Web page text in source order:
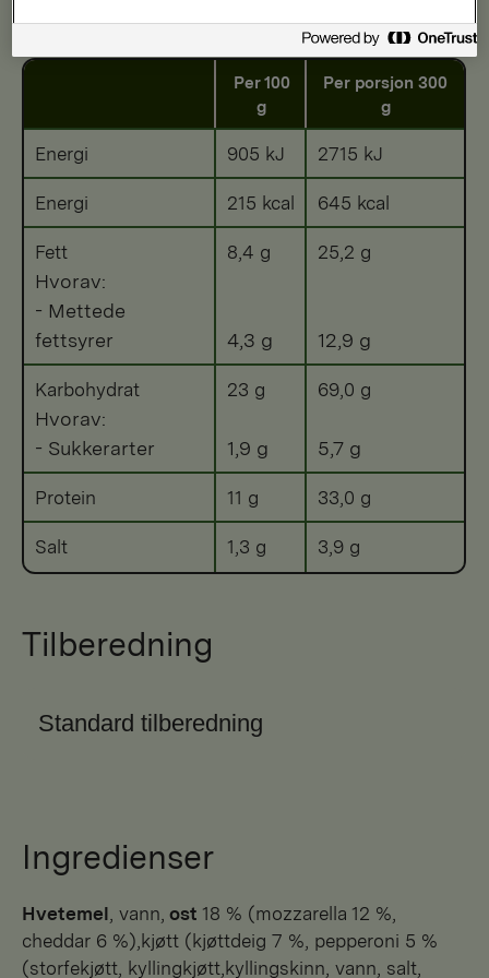
Per 100
g
Per porsjon 300
g
Energi 905 kJ 2715 kJ
Energi 215 kcal 645 kcal
Fett
Hvorav:
- Mettede
fettsyrer
8,4 g
4,3 g
25,2 g
12,9 g
Karbohydrat
Hvorav:
- Sukkerarter
23 g
1,9 g
69,0 g
5,7 g
Protein 11 g 33,0 g
Salt 1,3 g 3,9 g
Tilberedning
Standard tilberedning
Ingredienser
hvetemel, vann, ost 18 % (mozzarella 12 %,
cheddar 6 %),kjøtt (kjøttdeig 7 %, pepperoni 5 %
(storfekjøtt, kyllingkjøtt,kyllingskinn, vann, salt,